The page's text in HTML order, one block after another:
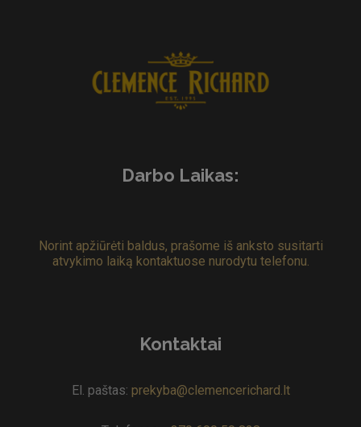
Kontaktai
El. paštas: prekyba@clemencerichard.lt
Darbo Laikas:
Norint apžiūrėti baldus, prašome iš anksto susitarti
atvykimo laiką kontaktuose nurodytu telefonu.